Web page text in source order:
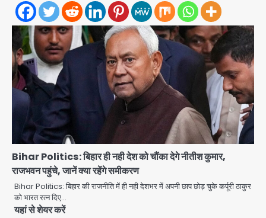
Bihar Politics: बिहार ही नही देश को चौंका देगे नीतीश कुमार,
राजभवन पहुंचे, जानें क्या रहेंगे समीकरण
Bihar Politics: बिहार की राजनीति में ही नही देशभर में अपनी छाप छोड़ चुके कर्पूरी ठाकुर
को भारत रत्न दिए…
यहां से शेयर करें
12 साल से फरार 50 हजार का इनामी
तमिलनाडु से गिरफ्तार